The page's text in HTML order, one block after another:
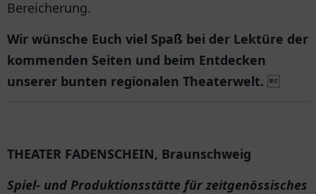
Bereicherung.
Wir wünsche Euch viel Spaß bei der Lektüre der
kommenden Seiten und beim Entdecken
unserer bunten regionalen Theaterwelt. 
THEATER FADENSCHEIN, Braunschweig
Spiel- und Produktionsstätte für zeitgenössisches